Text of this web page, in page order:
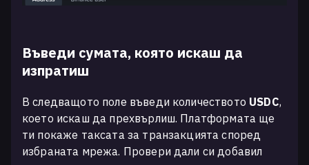
Въведи сумата, която искаш да
изпратиш
В следващото поле въведи количеството USDC,
което искаш да прехвърлиш. Платформата ще
ти покаже таксата за транзакцията според
избраната мрежа. Провери дали си добавил